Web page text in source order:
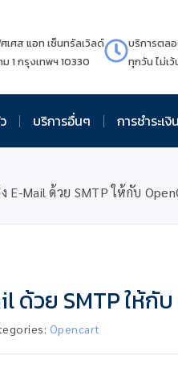
ศส แอท เซ็นทรัลเวิลด์
1 กรุงเทพฯ 10330
บริการตล
ทุกวัน ไม่เ
บริการอื่นๆ การชำระเงิน
E-Mail ด้วย SMTP ให้กับ
ด้วย SMTP ให้กั
Opencart